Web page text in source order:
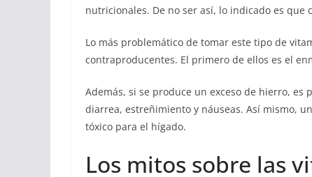
nutricionales. De no ser así, lo indicado es que
Lo más problemático de tomar este tipo de
contraproducentes. El primero de ellos es el
Además, si se produce un exceso de hierro,
diarrea, estreñimiento y náuseas. Así mismo,
tóxico para el hígado.
Los mitos sobre las